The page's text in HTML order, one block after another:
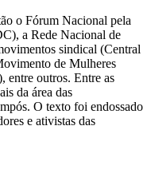
o Fórum Nacional pela
a Rede Nacional de
sindical (Central
de Mulheres
outros. Entre as
da área das
O texto foi endossado
e ativistas das